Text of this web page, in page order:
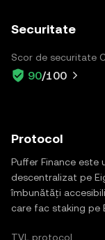
Securitate
Scor de securitate
90/100
Protocol
Puffer Finance este
descentralizat pe
îmbunătăți
care fac staking pe
TVL protocol